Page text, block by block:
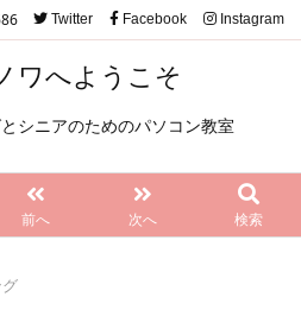
ワへようこそ
シニアのためのパソコン教室
前へ 次へ 検索
Twitter Facebook Instagram